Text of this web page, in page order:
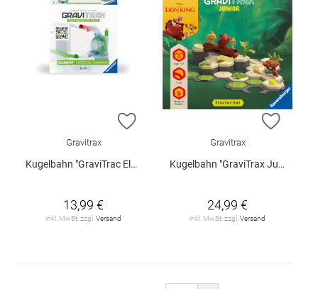
ZUR WUNSCHLISTE HINZUFÜGEN
Gravitrax
Kugelbahn "GraviTrac Element - Vertival Cannon"
13,99 €
inkl. MwSt. zzgl. Versand
ZUR
Gravitrax
Kugelbahn "GraviTrax Junior - Der König der Löwen (Erweiterung)"
24,99 €
inkl. MwSt. zzgl. Versand